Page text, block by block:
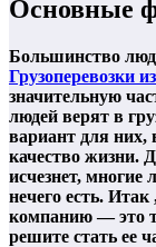
Основные
Большинство
Грузоперевозки
значительную
людей верят в
вариант для них,
качество жизни.
исчезнет, ​​многие
нечего есть.
компанию — это
решите стать ее